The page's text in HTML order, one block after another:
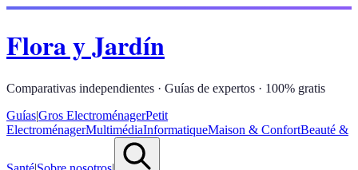
Flora y Jardín
Comparativas independientes · Guías de expertos · 100% gratis
Guías|Gros ElectroménagerPetit
ElectroménagerMultimédiaInformatiqueMaison & ConfortBeauté &